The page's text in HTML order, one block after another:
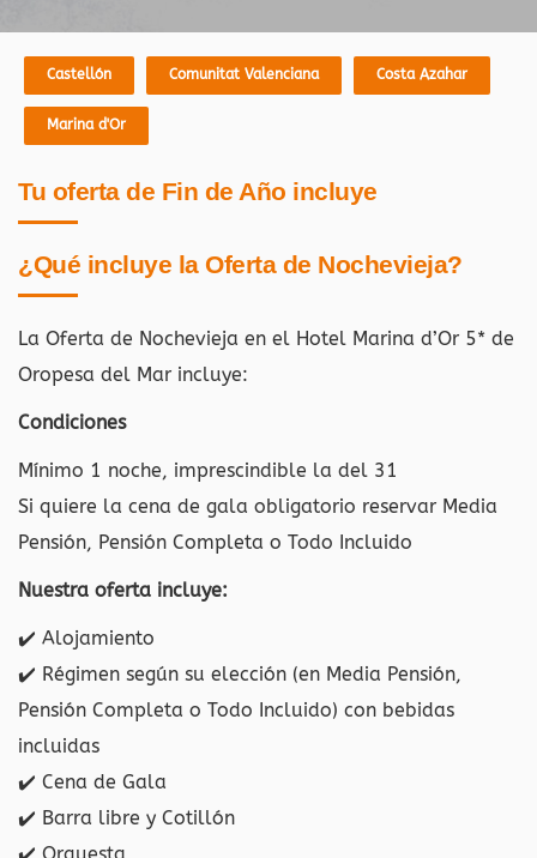
Castellón Comunitat Valenciana Costa Azahar
Marina d'Or
Tu oferta de Fin de Año incluye
¿Qué incluye la Oferta de Nochevieja?
La Oferta de Nochevieja en el Hotel Marina d’Or 5* de
Oropesa del Mar incluye:
Condiciones
Mínimo 1 noche, imprescindible la del 31
Si quiere la cena de gala obligatorio reservar Media
Pensión, Pensión Completa o Todo Incluido
Nuestra oferta incluye:
✔️ Alojamiento
✔️ Régimen según su elección (en Media Pensión,
Pensión Completa o Todo Incluido) con bebidas
incluidas
✔️ Cena de Gala
✔️ Barra libre y Cotillón